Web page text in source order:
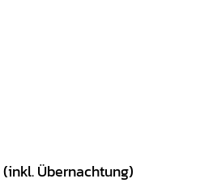
Übernachtung)